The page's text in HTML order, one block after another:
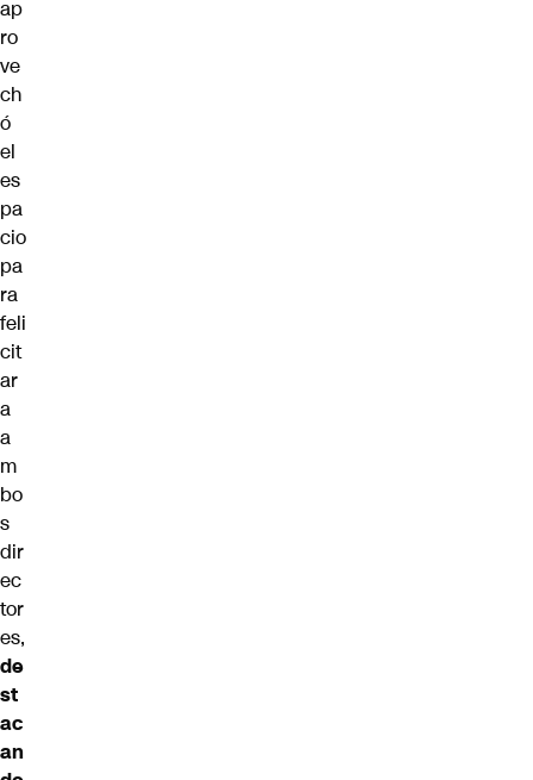
ap
ro
ve
ch
ó
el
es
pa
cio
pa
ra
feli
cit
ar
a
a
m
bo
s
dir
ec
tor
es,
de
st
ac
an